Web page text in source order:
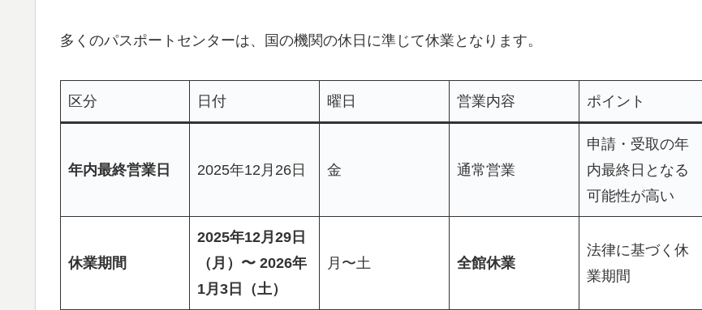
多くのパスポートセンターは、国の機関の休日に準じて休業となります。
区分 日付 曜日 営業内容 ポイント
年内最終営業日 2025年12月26日 金 通常営業
申請・受取の年
内最終日となる
可能性が高い
休業期間
2025年12月29日
（月）〜 2026年
1月3日（土）
月〜土 全館休業
法律に基づく休
業期間